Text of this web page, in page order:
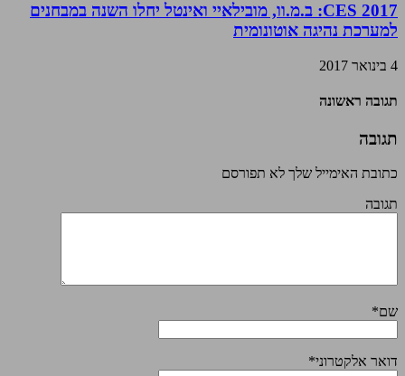
CES 2017: ב.מ.וו, מובילאיי ואינטל יחלו השנה במבחנים
למערכת נהיגה אוטונומית
4 בינואר 2017
תגובה ראשונה
תגובה
כתובת האימייל שלך לא תפורסם
תגובה
שם*
דואר אלקטרוני*